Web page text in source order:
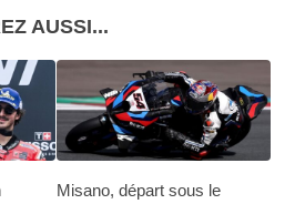
AUSSI...
Misano, départ sous le